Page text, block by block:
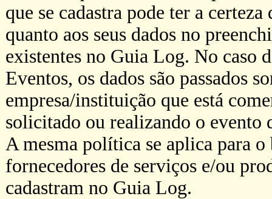
que se cadastra pode ter a
quanto aos seus dados no
existentes no Guia Log. No caso
Eventos, os dados são passados
empresa/instituição que está
solicitado ou realizando o evento
A mesma política se aplica para o
fornecedores de serviços e/ou
cadastram no Guia Log.